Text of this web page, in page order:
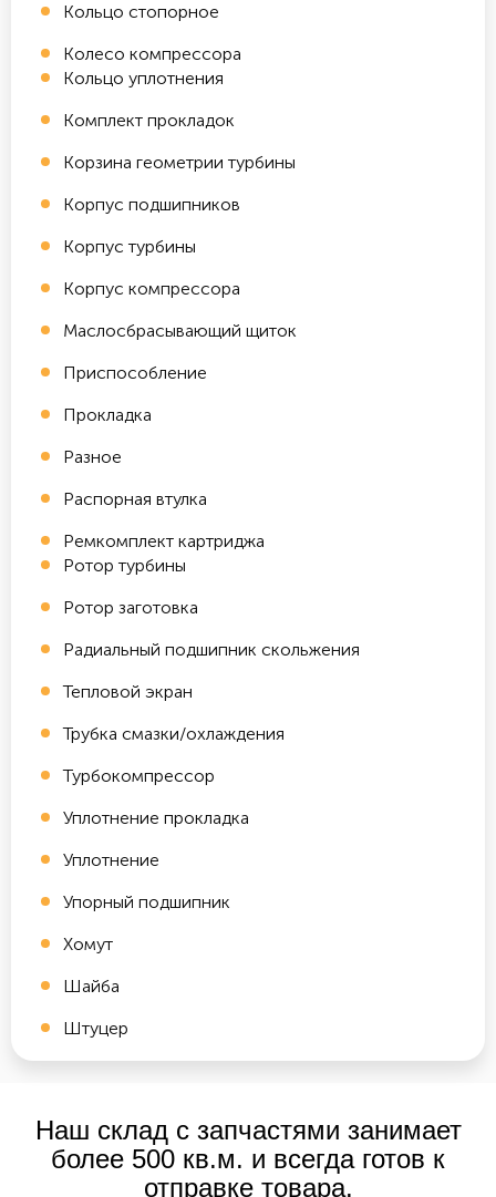
Кольцо стопорное
Колесо компрессора
Кольцо уплотнения
Комплект прокладок
Корзина геометрии турбины
Корпус подшипников
Корпус турбины
Корпус компрессора
Маслосбрасывающий щиток
Приспособление
Прокладка
Разное
Распорная втулка
Ремкомплект картриджа
Ротор турбины
Ротор заготовка
Радиальный подшипник скольжения
Тепловой экран
Трубка смазки/охлаждения
Турбокомпрессор
Уплотнение прокладка
Уплотнение
Упорный подшипник
Хомут
Шайба
Штуцер
Наш склад с запчастями занимает
более 500 кв.м. и всегда готов к
отправке товара.